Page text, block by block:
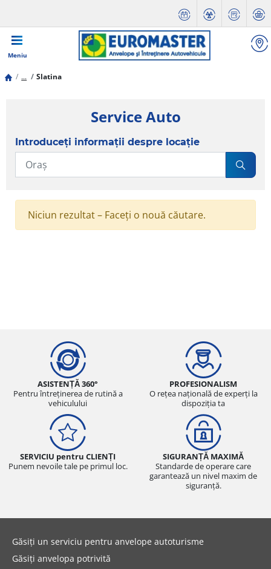
Meniu
... Slatina
Service Auto
Introduceți informații despre locație
Niciun rezultat – Faceți o nouă căutare.
ASISTENȚĂ 360°
Pentru întreținerea de rutină a
vehiculului
PROFESIONALISM
O rețea națională de experți la
dispoziția ta
SERVICIU pentru CLIENȚI
Punem nevoile tale pe primul loc.
SIGURANȚĂ MAXIMĂ
Standarde de operare care
garantează un nivel maxim de
siguranță.
Găsiți un serviciu pentru anvelope autoturisme
Găsiți anvelopa potrivită